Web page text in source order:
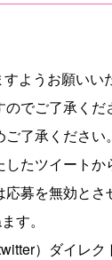
ようお願いい
でご了承くだ
ご了承ください
たツイート
募を無効と
す。
）ダイレ